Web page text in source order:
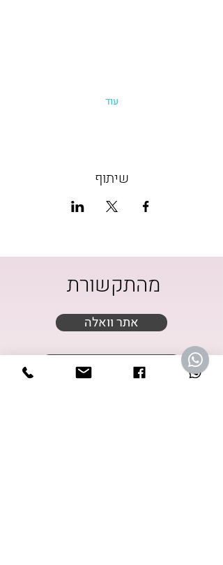
עוד
שיתוף
מהתקשורת
אתר וואלה
wellness ספוטיפיי